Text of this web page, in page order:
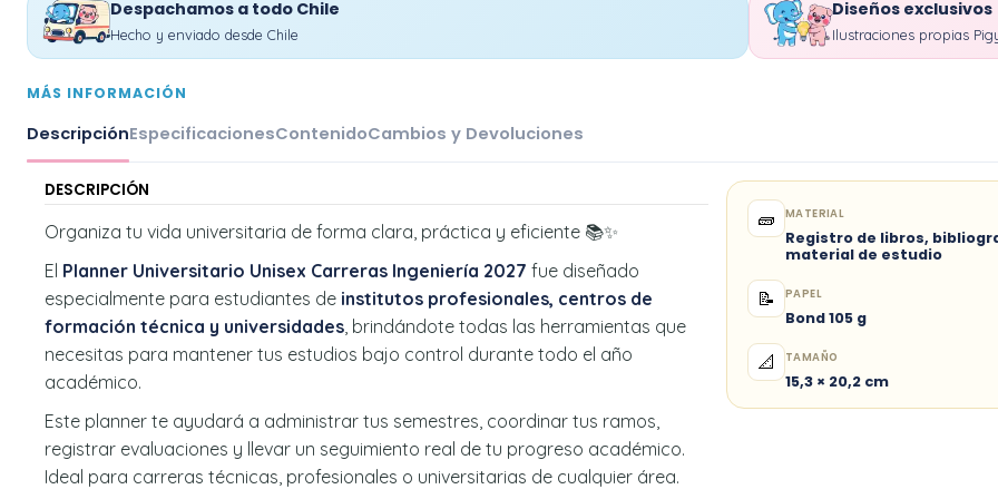
Despachamos a todo Chile
Hecho y enviado desde Chile
Diseños exclusivos
Ilustraciones propias
MÁS INFORMACIÓN
DescripciónEspecificacionesContenidoCambios y Devoluciones
DESCRIPCIÓN
Organiza tu vida universitaria de forma clara, práctica y eficiente 📚✨
El Planner Universitario Unisex Carreras Ingeniería 2027 fue diseñado
especialmente para estudiantes de institutos profesionales, centros de
formación técnica y universidades , brindándote todas las herramientas que
necesitas para mantener tus estudios bajo control durante todo el año
académico.
Este planner te ayudará a administrar tus semestres, coordinar tus ramos,
registrar evaluaciones y llevar un seguimiento real de tu progreso académico.
Ideal para carreras técnicas, profesionales o universitarias de cualquier área.
🧱 MATERIAL
Registro de libros,
material de estudio
📝 PAPEL
Bond 105 g
📐 TAMAÑO
15,3 × 20,2 cm